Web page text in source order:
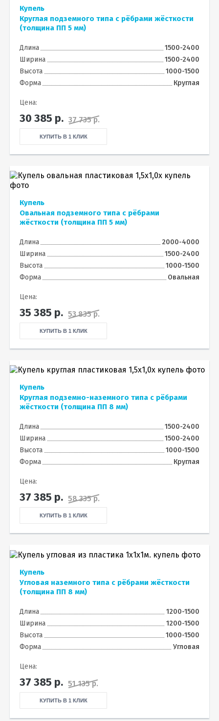
Купель
Круглая подземного типа с рёбрами жёсткости
(толщина ПП 5 мм)
Длина
1500-2400
Ширина
1500-2400
Высота
1000-1500
Форма
Круглая
Цена:
30 385 р. 37 735 р.
КУПИТЬ В 1 КЛИК
Купель
Овальная подземного типа с рёбрами
жёсткости (толщина ПП 5 мм)
Длина
2000-4000
Ширина
1500-2400
Высота
1000-1500
Форма
Овальная
Цена:
35 385 р. 53 835 р.
КУПИТЬ В 1 КЛИК
Купель
Круглая подземно-наземного типа с рёбрами
жёсткости (толщина ПП 8 мм)
Длина
1500-2400
Ширина
1500-2400
Высота
1000-1500
Форма
Круглая
Цена:
37 385 р. 58 335 р.
КУПИТЬ В 1 КЛИК
Купель
Угловая наземного типа с рёбрами жёсткости
(толщина ПП 8 мм)
Длина
1200-1500
Ширина
1200-1500
Высота
1000-1500
Форма
Угловая
Цена:
37 385 р. 51 135 р.
КУПИТЬ В 1 КЛИК